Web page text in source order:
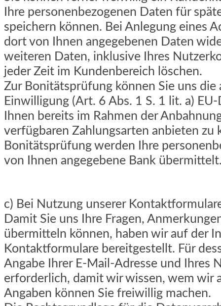
Ihre personenbezogenen Daten für
speichern können. Bei Anlegung eines
dort von Ihnen angegebenen Daten
weiteren Daten, inklusive Ihres
jeder Zeit im Kundenbereich löschen.
Zur Bonitätsprüfung können Sie uns die
Einwilligung (Art. 6 Abs. 1 S. 1 lit. a)
Ihnen bereits im Rahmen der
verfügbaren Zahlungsarten anbieten zu
Bonitätsprüfung werden Ihre
von Ihnen angegebene Bank
c) Bei Nutzung unserer
Damit Sie uns Ihre Fragen,
übermitteln können, haben wir auf der
Kontaktformulare bereitgestellt. Für
Angabe Ihrer E-Mail-Adresse und Ihres
erforderlich, damit wir wissen, wem wir
Angaben können Sie freiwillig machen.